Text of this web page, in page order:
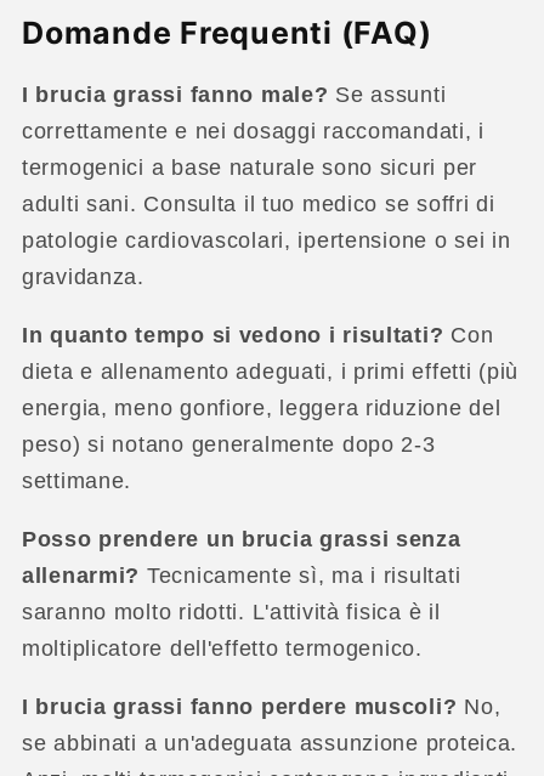
Domande Frequenti (FAQ)
I brucia grassi fanno male? Se assunti
correttamente e nei dosaggi raccomandati, i
termogenici a base naturale sono sicuri per
adulti sani. Consulta il tuo medico se soffri di
patologie cardiovascolari, ipertensione o sei in
gravidanza.
In quanto tempo si vedono i risultati? Con
dieta e allenamento adeguati, i primi effetti (più
energia, meno gonfiore, leggera riduzione del
peso) si notano generalmente dopo 2-3
settimane.
Posso prendere un brucia grassi senza
allenarmi? Tecnicamente sì, ma i risultati
saranno molto ridotti. L'attività fisica è il
moltiplicatore dell'effetto termogenico.
I brucia grassi fanno perdere muscoli? No,
se abbinati a un'adeguata assunzione proteica.